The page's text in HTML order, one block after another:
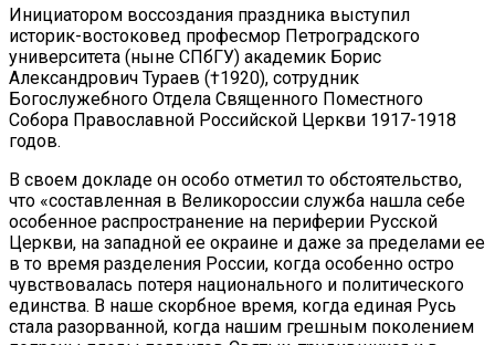
Инициатором воссоздания праздника выступил
историк-востоковед професмор Петроградского
университета (ныне СПбГУ) академик Борис
Александрович Тураев (†1920), сотрудник
Богослужебного Отдела Священного Поместного
Собора Православной Российской Церкви 1917-1918
годов.
В своем докладе он особо отметил то обстоятельство,
что «составленная в Великороссии служба нашла себе
особенное распространение на периферии Русской
Церкви, на западной ее окраине и даже за пределами ее
в то время разделения России, когда особенно остро
чувствовалась потеря национального и политического
единства. В наше скорбное время, когда единая Русь
стала разорванной, когда нашим грешным поколением